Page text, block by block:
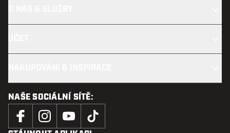
NAŠE SOCIÁLNÍ SÍTĚ: